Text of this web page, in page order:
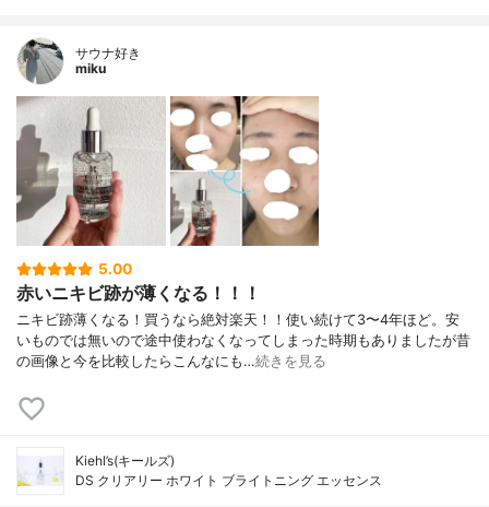
サウナ好き
miku
5.00
赤いニキビ跡が薄くなる！！！
ニキビ跡薄くなる！買うなら絶対楽天！！使い続けて3〜4年ほど。安
いものでは無いので途中使わなくなってしまった時期もありましたが昔
の画像と今を比較したらこんなにも…続きを見る
Kiehl’s(キールズ)
DS クリアリー ホワイト ブライトニング エッセンス